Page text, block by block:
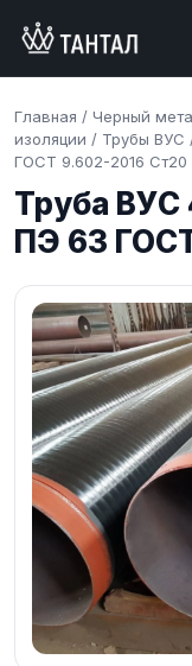
Главная / Черный
изоляции / Трубы ВУС
ГОСТ 9.602-2016 Ст20
Труба
ПЭ 63